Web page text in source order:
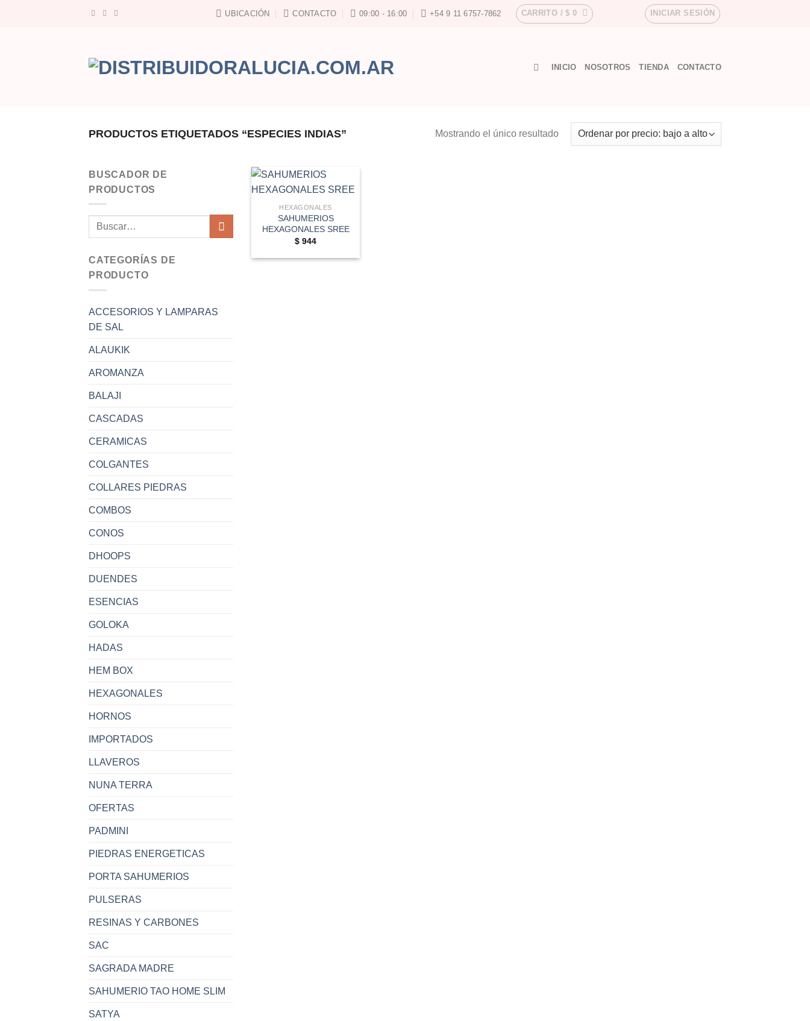
UBICACIÓN CONTACTO 09:00 - 16:00 +54 9 11 6757-7862 CARRITO /$ 0 INICIAR SESIÓN
INICIO NOSOTROS TIENDA CONTACTO
PRODUCTOS ETIQUETADOS “ESPECIES INDIAS” Mostrando el único resultado
BUSCADOR DE
PRODUCTOS
Buscar
CATEGORÍAS DE
PRODUCTO
ACCESORIOS Y LAMPARAS
DE SAL
ALAUKIK
AROMANZA
BALAJI
CASCADAS
CERAMICAS
COLGANTES
COLLARES PIEDRAS
COMBOS
CONOS
DHOOPS
DUENDES
ESENCIAS
GOLOKA
HADAS
HEM BOX
HEXAGONALES
HORNOS
IMPORTADOS
LLAVEROS
NUNA TERRA
OFERTAS
PADMINI
PIEDRAS ENERGETICAS
PORTA SAHUMERIOS
PULSERAS
RESINAS Y CARBONES
SAC
SAGRADA MADRE
SAHUMERIO TAO HOME SLIM
SATYA
HEXAGONALES
SAHUMERIOS
HEXAGONALES SREE
$ 944